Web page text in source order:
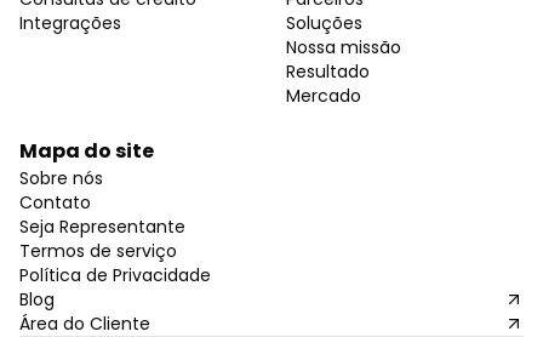
Integrações
Soluções
Nossa missão
Resultado
Mercado
Mapa do site
Sobre nós
Contato
Seja Representante
Termos de serviço
Política de Privacidade
Blog
Área do Cliente